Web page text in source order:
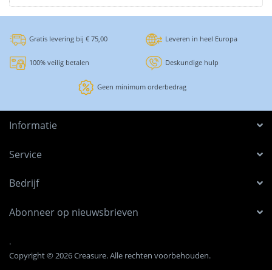
Gratis levering bij € 75,00 Leveren in heel Europa
100% veilig betalen Deskundige hulp
Geen minimum orderbedrag
Informatie
Service
Bedrijf
Abonneer op nieuwsbrieven
.
Copyright © 2026 Creasure. Alle rechten voorbehouden.